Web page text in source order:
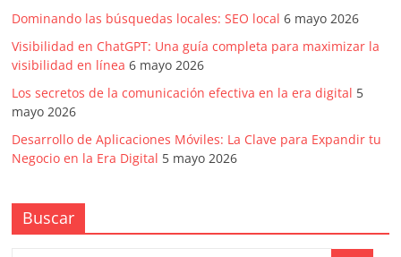
Dominando las búsquedas locales: SEO local 6 mayo 2026
Visibilidad en ChatGPT: Una guía completa para maximizar la
visibilidad en línea 6 mayo 2026
Los secretos de la comunicación efectiva en la era digital 5
mayo 2026
Desarrollo de Aplicaciones Móviles: La Clave para Expandir tu
Negocio en la Era Digital 5 mayo 2026
Buscar